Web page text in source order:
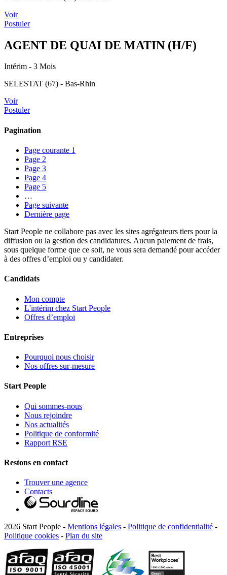
Voir
Postuler
AGENT DE QUAI DE MATIN (H/F)
Intérim - 3 Mois
SELESTAT (67) - Bas-Rhin
Voir
Postuler
Pagination
Page courante 1
Page 2
Page 3
Page 4
Page 5
…
Page suivante
Dernière page
Start People ne collabore pas avec les sites agrégateurs tiers pour la
diffusion ou la gestion des candidatures. Aucun paiement de frais,
sous quelque forme que ce soit, ne vous sera demandé pour accéder
à des offres d’emploi ou y candidater.
Candidats
Mon compte
L'intérim chez Start People
Offres d’emploi
Entreprises
Pourquoi nous choisir
Nos offres sur-mesure
Start People
Qui sommes-nous
Nous rejoindre
Nos actualités
Politique de conformité
Rapport RSE
Restons en contact
Trouver une agence
Contacts
2026 Start People - Mentions légales - Politique de confidentialité -
Politique cookies - Plan du site